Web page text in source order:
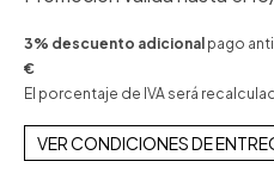
3% descuento adicional pago
€
El porcentaje de IVA será
VER CONDICIONES DE